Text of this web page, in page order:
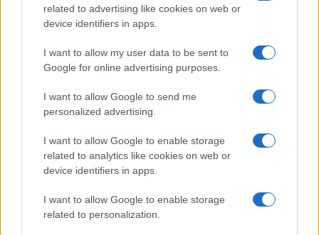
related to advertising like cookies on web or
device identifiers in apps.
I want to allow my user data to be sent to
Google for online advertising purposes.
I want to allow Google to send me
personalized advertising.
I want to allow Google to enable storage
related to analytics like cookies on web or
device identifiers in apps.
I want to allow Google to enable storage
related to personalization.
και μάθετε πρώτοι όλες τις ειδήσεις.
Τα άρθρα που δημοσιεύονται στο flight.com.gr εκφράζουν
τους συντάκτες τους κι όχι απαραίτητα τον ιστότοπο.
Απαγορεύεται η αναδημοσίευση χωρίς γραπτή έγκριση. Σε
ιστότοπος διατηρεί το δικαίωμα ελέγχου των σχολίων, τα
οποία εκφράζουν μόνο το συγγραφέα τους.